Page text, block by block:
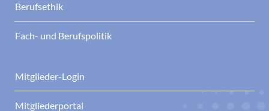
Berufsethik
Fach- und Berufspolitik
Mitglieder-Login
Mitgliederportal